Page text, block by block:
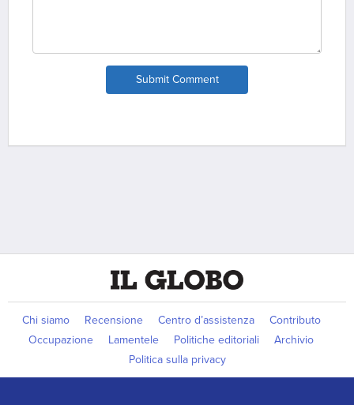
Submit Comment
Chi siamo Recensione Centro d’assistenza
Contributo
Occupazione
Lamentele Politiche editoriali
Archivio
Politica sulla privacy